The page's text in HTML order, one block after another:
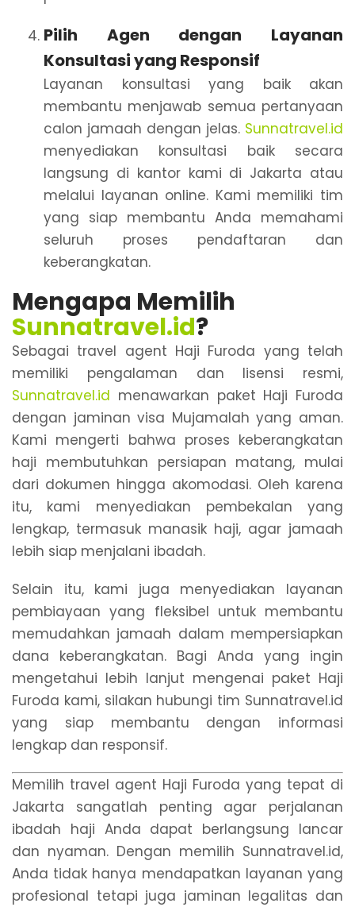
Pilih Agen dengan Layanan
Konsultasi yang Responsif
Layanan konsultasi yang baik akan
membantu menjawab semua pertanyaan
calon jamaah dengan jelas. Sunnatravel.id
menyediakan konsultasi baik secara
langsung di kantor kami di Jakarta atau
melalui layanan online. Kami memiliki tim
yang siap membantu Anda memahami
seluruh proses pendaftaran dan
keberangkatan.
Mengapa Memilih
Sunnatravel.id?
Sebagai travel agent Haji Furoda yang telah
memiliki pengalaman dan lisensi resmi,
Sunnatravel.id menawarkan paket Haji Furoda
dengan jaminan visa Mujamalah yang aman.
Kami mengerti bahwa proses keberangkatan
haji membutuhkan persiapan matang, mulai
dari dokumen hingga akomodasi. Oleh karena
itu, kami menyediakan pembekalan yang
lengkap, termasuk manasik haji, agar jamaah
lebih siap menjalani ibadah.
Selain itu, kami juga menyediakan layanan
pembiayaan yang fleksibel untuk membantu
memudahkan jamaah dalam mempersiapkan
dana keberangkatan. Bagi Anda yang ingin
mengetahui lebih lanjut mengenai paket Haji
Furoda kami, silakan hubungi tim Sunnatravel.id
yang siap membantu dengan informasi
lengkap dan responsif.
Memilih travel agent Haji Furoda yang tepat di
Jakarta sangatlah penting agar perjalanan
ibadah haji Anda dapat berlangsung lancar
dan nyaman. Dengan memilih Sunnatravel.id,
Anda tidak hanya mendapatkan layanan yang
profesional tetapi juga jaminan legalitas dan